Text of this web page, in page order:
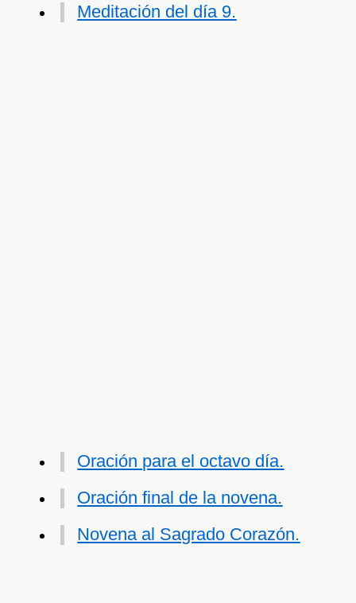
Meditación del día 9.
Oración para el octavo día.
Oración final de la novena.
Novena al Sagrado Corazón.